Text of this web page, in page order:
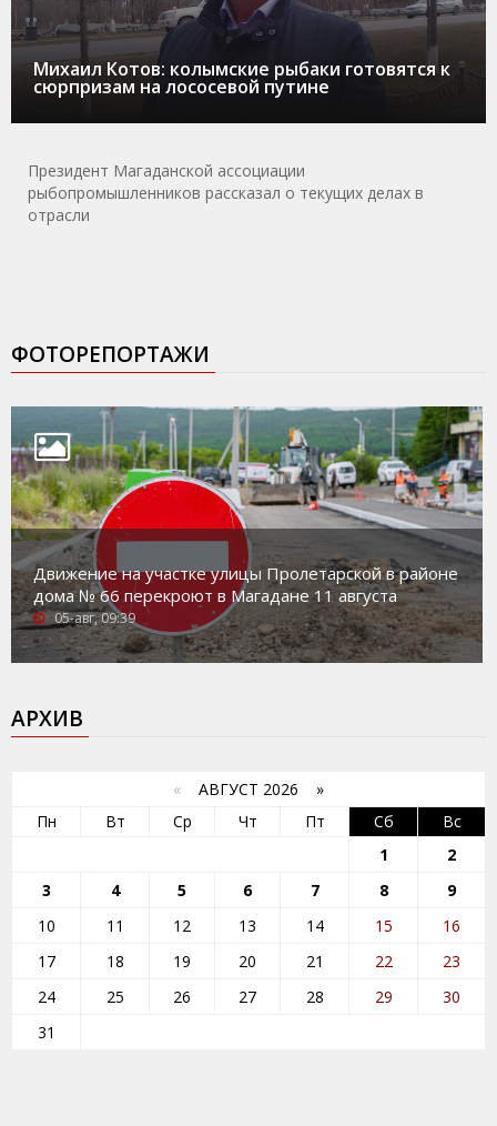
Михаил Котов: колымские рыбаки готовятся к
сюрпризам на лососевой путине
Президент Магаданской ассоциации
рыбопромышленников рассказал о текущих делах в
отрасли
ФОТОРЕПОРТАЖИ
Движение на участке улицы Пролетарской в районе
дома № 66 перекроют в Магадане 11 августа
05-авг, 09:39
АРХИВ
« АВГУСТ 2026 »
Пн
Вт Ср Чт Пт Сб
Вс
1
2
3
4 5 6 7 8
9
10
11 12 13 14 15
16
17
18 19 20 21 22
23
24
25 26 27 28 29
30
31